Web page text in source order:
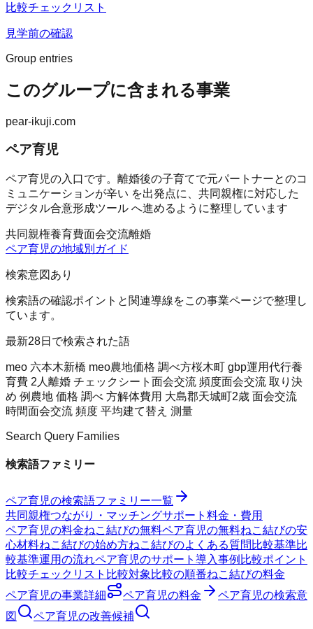
比較チェックリスト
見学前の確認
Group entries
このグループに含まれる事業
pear-ikuji.com
ペア育児
ペア育児の入口です。離婚後の子育てで元パートナーとのコ
ミュニケーションが辛い を出発点に、共同親権に対応した
デジタル合意形成ツール へ進めるように整理しています
共同親権養育費面会交流離婚
ペア育児の地域別ガイド
検索意図あり
検索語の確認ポイントと関連導線をこの事業ページで整理し
ています。
最新28日で検索された語
meo 六本木新橋 meo農地価格 調べ方桜木町 gbp運用代行養
育費 2人 離婚 チェックシート 面会交流 頻度面会交流 取り決
め 例 農地 価格 調べ 方解体費用 大島郡天城町2歳 面会交流
時間面会交流 頻度 平均建て替え 測量
Search Query Families
検索語ファミリー
ペア育児の検索語ファミリー一覧
共同親権つながり・マッチングサポート 料金・費用
ペア育児の料金ねこ結びの無料ペア育児の無料ねこ結びの安
心材料ねこ結びの始め方ねこ結びのよくある質問 比較基準比
較基準運用の流れペア育児のサポート 導入事例 比較ポイント
比較チェックリスト 比較対象 比較の順番ねこ結びの料金
ペア育児の事業詳細 ペア育児の料金 ペア育児の検索意
図
ペア育児の改善候補